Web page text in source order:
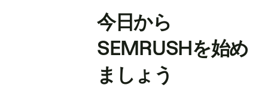
今日から
SEMRUSHを始め
ましょう